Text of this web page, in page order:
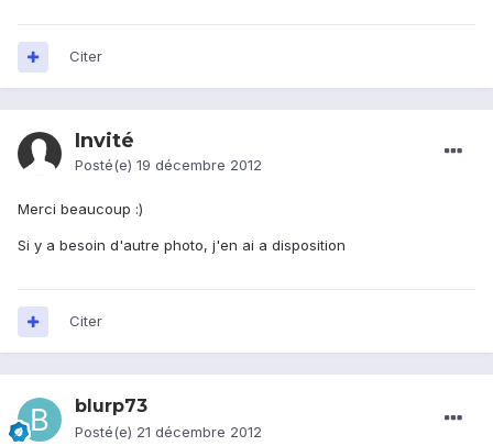
Citer
Invité
Posté(e) 19 décembre 2012
Merci beaucoup :)
Si y a besoin d'autre photo, j'en ai a disposition
Citer
blurp73
Posté(e) 21 décembre 2012